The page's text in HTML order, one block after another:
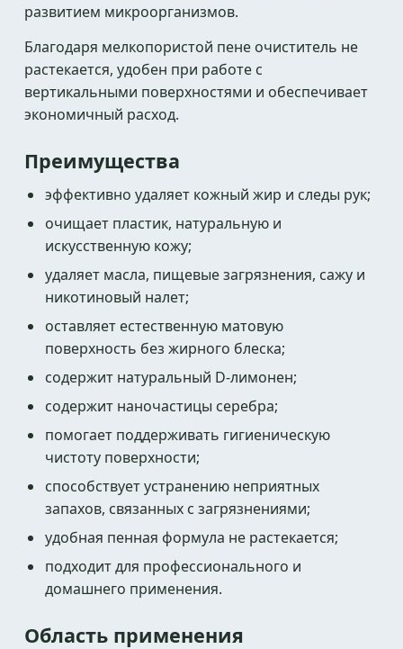
развитием микроорганизмов.
Благодаря мелкопористой пене очиститель не
растекается, удобен при работе с
вертикальными поверхностями и обеспечивает
экономичный расход.
Преимущества
эффективно удаляет кожный жир и следы рук;
очищает пластик, натуральную и
искусственную кожу;
удаляет масла, пищевые загрязнения, сажу и
никотиновый налет;
оставляет естественную матовую
поверхность без жирного блеска;
содержит натуральный D-лимонен;
содержит наночастицы серебра;
помогает поддерживать гигиеническую
чистоту поверхности;
способствует устранению неприятных
запахов, связанных с загрязнениями;
удобная пенная формула не растекается;
подходит для профессионального и
домашнего применения.
Область применения